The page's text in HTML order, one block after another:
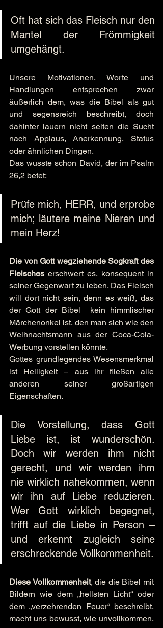
Oft hat sich das Fleisch nur den
Mantel der Frömmigkeit
umgehängt.
Unsere Motivationen, Worte und
Handlungen entsprechen zwar
äußerlich dem, was die Bibel als gut
und segensreich beschreibt, doch
dahinter lauern nicht selten die Sucht
nach Applaus, Anerkennung, Status
oder ähnlichen Dingen.
Das wusste schon David, der im Psalm
26,2 betet:
Prüfe mich, HERR, und erprobe
mich; läutere meine Nieren und
mein Herz!
Die von Gott wegziehende Sogkraft des
Fleisches erschwert es, konsequent in
seiner Gegenwart zu leben. Das Fleisch
will dort nicht sein, denn es weiß, das
der Gott der Bibel  kein himmlischer
Märchenonkel ist, den man sich wie den
Weihnachtsmann aus der Coca-Cola-
Werbung vorstellen könnte.
Gottes grundlegendes Wesensmerkmal
ist Heiligkeit – aus ihr fließen alle
anderen seiner großartigen
Eigenschaften.
Die Vorstellung, dass Gott
Liebe ist, ist wunderschön.
Doch wir werden ihm nicht
gerecht, und wir werden ihm
nie wirklich nahekommen, wenn
wir ihn auf Liebe reduzieren.
Wer Gott wirklich begegnet,
trifft auf die Liebe in Person –
und erkennt zugleich seine
erschreckende Vollkommenheit.
Diese Vollkommenheit, die die Bibel mit
Bildern wie dem „hellsten Licht“ oder
dem „verzehrenden Feuer“ beschreibt,
macht uns bewusst, wie unvollkommen,